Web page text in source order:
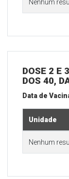
Nenhum
DOSE 2 E
DOS 40,
Data de
Unidade
Nenhum